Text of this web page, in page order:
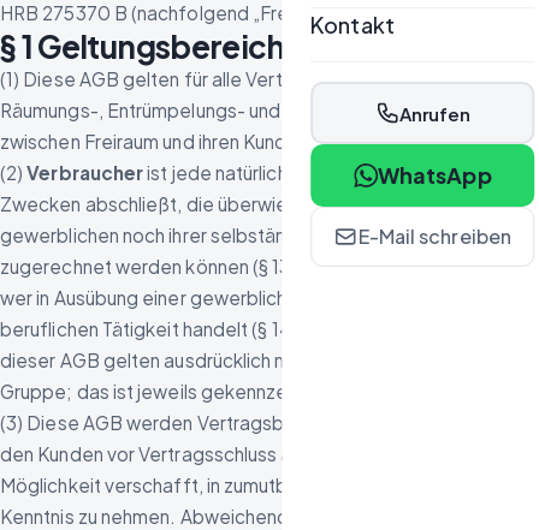
Kontakt
Anrufen
WhatsApp
E-Mail schreiben
HRB 275370 B (nachfolgend „Freiraum“).
§ 1 Geltungsbereich
(1) Diese AGB gelten für alle Verträge über Auflösungs-,
Räumungs-, Entrümpelungs- und Verwertungsleistungen
zwischen Freiraum und ihren Kunden.
(2)Verbraucherist jede natürliche Person, die den Vertrag zu
Zwecken abschließt, die überwiegend weder ihrer
gewerblichen noch ihrer selbständigen beruflichen Tätigkeit
zugerechnet werden können (§ 13 BGB).Unternehmerist,
wer in Ausübung einer gewerblichen oder selbständigen
beruflichen Tätigkeit handelt (§ 14 BGB). Einzelne Regelungen
dieser AGB gelten ausdrücklich nur für die eine oder andere
Gruppe; das ist jeweils gekennzeichnet.
(3) Diese AGB werden Vertragsbestandteil, wenn Freiraum
den Kunden vor Vertragsschluss auf sie hinweist und ihm die
Möglichkeit verschafft, in zumutbarer Weise von ihrem Inhalt
Kenntnis zu nehmen. Abweichende Bedingungen des Kunden